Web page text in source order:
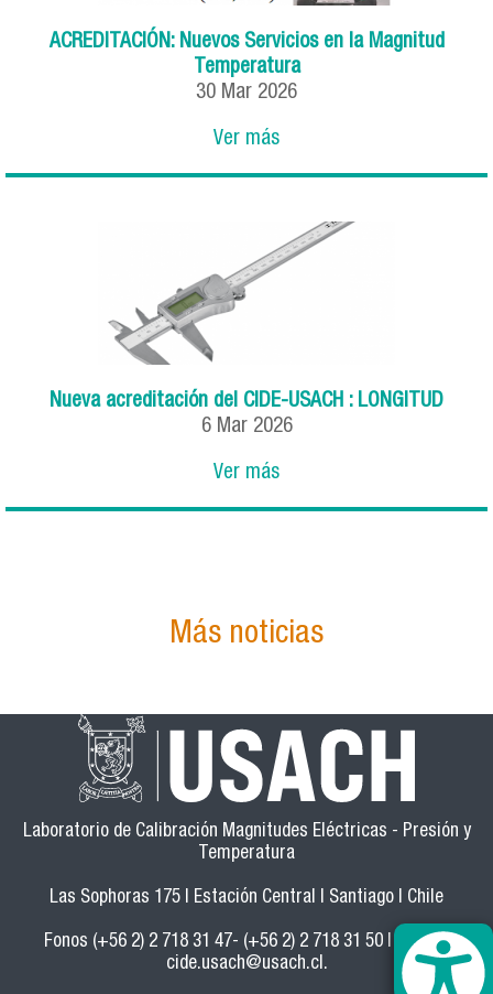
ACREDITACIÓN: Nuevos Servicios en la Magnitud
Temperatura
30 Mar 2026
Ver más
Nueva acreditación del CIDE-USACH : LONGITUD
6 Mar 2026
Ver más
Más noticias
Laboratorio de Calibración Magnitudes Eléctricas - Presión y
Temperatura
Las Sophoras 175 | Estación Central | Santiago | Chile
Fonos (+56 2) 2 718 31 47- (+56 2) 2 718 31 50 | Correo:
cide.usach@usach.cl.